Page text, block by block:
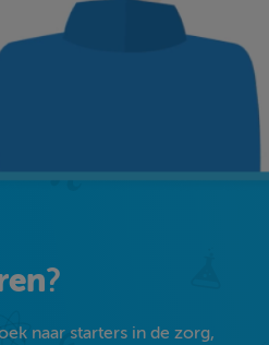
?
naar starters in de zorg,